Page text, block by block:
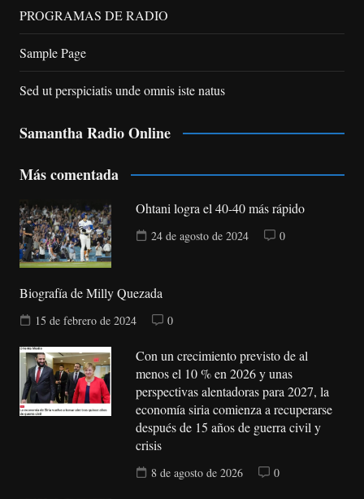
PROGRAMAS DE RADIO
Sample Page
Sed ut perspiciatis unde omnis iste natus
Samantha Radio Online
Más comentada
Ohtani logra el 40-40 más rápido
24 de agosto de 2024 0
Biografía de Milly Quezada
15 de febrero de 2024 0
Con un crecimiento previsto de al
menos el 10 % en 2026 y unas
perspectivas alentadoras para 2027, la
economía siria comienza a recuperarse
después de 15 años de guerra civil y
crisis
8 de agosto de 2026 0